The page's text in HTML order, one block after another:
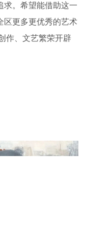
求。希望能借助这一
区更多更优秀的艺术
作、文艺繁荣开辟